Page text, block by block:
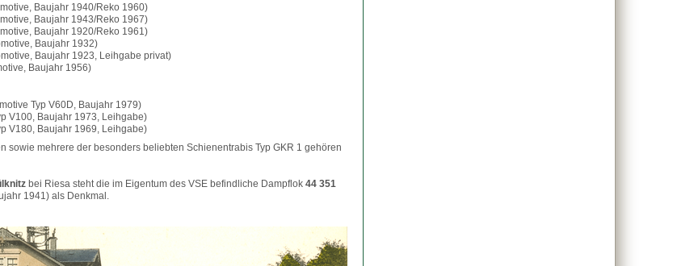
Baujahr 1940/Reko 1960)
Baujahr 1943/Reko 1967)
Baujahr 1920/Reko 1961)
Baujahr 1932)
Baujahr 1923, Leihgabe privat)
Baujahr 1956)
Typ V60D, Baujahr 1979)
V100, Baujahr 1973, Leihgabe)
V180, Baujahr 1969, Leihgabe)
sowie mehrere der besonders beliebten Schienentrabis Typ GKR 1 gehören
bei Riesa steht die im Eigentum des VSE befindliche Dampflok 44 351
1941) als Denkmal.